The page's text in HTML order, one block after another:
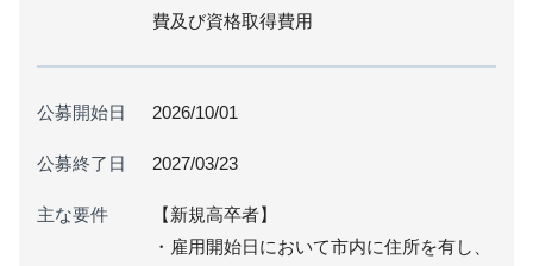
費及び資格取得費用
公募開始日 2026/10/01
公募終了日 2027/03/23
主な要件
【新規高卒者】
・雇用開始日において市内に住所を有し、